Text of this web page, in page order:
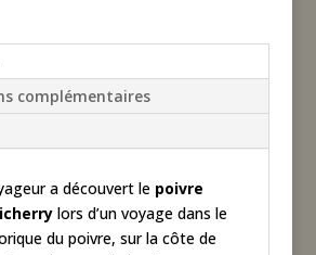
complémentaires
a découvert le poivre
lors d’un voyage dans le
du poivre, sur la côte de